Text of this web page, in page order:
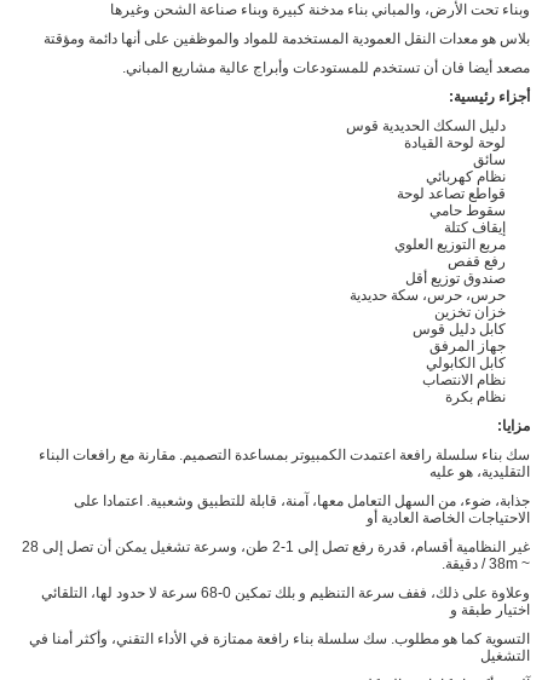
وبناء تحت الأرض، والمباني بناء مدخنة كبيرة وبناء صناعة الشحن وغيرها
بلاس هو معدات النقل العمودية المستخدمة للمواد والموظفين على أنها دائمة ومؤقتة
مصعد أيضا فان أن تستخدم للمستودعات وأبراج عالية مشاريع المباني.
أجزاء رئيسية:
دليل السكك الحديدية قوس
لوحة لوحة القيادة
سائق
نظام كهربائي
قواطع تصاعد لوحة
سقوط حامي
إيقاف كتلة
مربع التوزيع العلوي
رفع قفص
صندوق توزيع أقل
حرس، حرس، سكة حديدية
خزان تخزين
كابل دليل قوس
جهاز المرفق
كابل الكابولي
نظام الانتصاب
نظام بكرة
مزايا:
سك بناء سلسلة رافعة اعتمدت الكمبيوتر بمساعدة التصميم. مقارنة مع رافعات البناء
التقليدية، هو عليه
جذابة، ضوء، من السهل التعامل معها، آمنة، قابلة للتطبيق وشعبية. اعتمادا على
الاحتياجات الخاصة العادية أو
غير النظامية أقسام، قدرة رفع تصل إلى 1-2 طن، وسرعة تشغيل يمكن أن تصل إلى 28
~ 38m / دقيقة.
وعلاوة على ذلك، ففف سرعة التنظيم و بلك تمكين 0-68 سرعة لا حدود لها، التلقائي
اختيار طبقة و
التسوية كما هو مطلوب. سك سلسلة بناء رافعة ممتازة في الأداء التقني، وأكثر أمنا في
التشغيل